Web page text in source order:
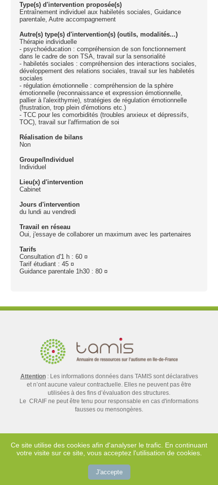
Type(s) d'intervention proposée(s)
Entraînement individuel aux habiletés sociales, Guidance
parentale, Autre accompagnement
Autre(s) type(s) d'intervention(s) (outils, modalités...)
Thérapie individuelle
- psychoéducation : compréhension de son fonctionnement
dans le cadre de son TSA, travail sur la sensorialité
- habiletés sociales : compréhension des interactions sociales,
développement des relations sociales, travail sur les habiletés
sociales
- régulation émotionnelle : compréhension de la sphère
émotionnelle (reconnaissance et expression émotionnelle,
pallier à l'alexithymie), stratégies de régulation émotionnelle
(frustration, trop plein d'émotions etc.)
- TCC pour les comorbidités (troubles anxieux et dépressifs,
TOC), travail sur l'affirmation de soi
Réalisation de bilans
Non
Groupe/Individuel
Individuel
Lieu(x) d'intervention
Cabinet
Jours d'intervention
du lundi au vendredi
Travail en réseau
Oui, j'essaye de collaborer un maximum avec les partenaires
Tarifs
Consultation d'1 h : 60 ¤
Tarif étudiant : 45 ¤
Guidance parentale 1h30 : 80 ¤
Attention: Les informations données dans TAMIS sont déclaratives
et n’ont aucune valeur contractuelle. Elles ne peuvent pas être
utilisées à des fins d’évaluation des structures.
Le CRAIF ne peut être tenu pour responsable en cas d'informations
fausses ou mensongères.
Contact
Mentions légales
Crédits
Plan du site
Ce site utilise des cookies afin d'analyser le trafic. En continuant
votre visite sur ce site, vous acceptez l'utilisation de cookies.
J'accepte